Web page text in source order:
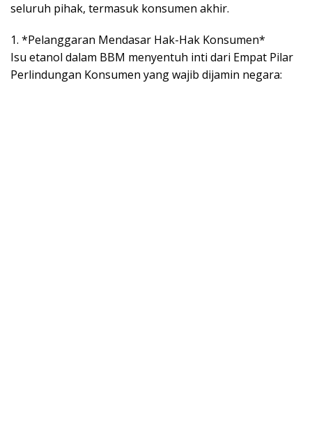
seluruh pihak, termasuk konsumen akhir.
1. *Pelanggaran Mendasar Hak-Hak Konsumen*
Isu etanol dalam BBM menyentuh inti dari Empat Pilar
Perlindungan Konsumen yang wajib dijamin negara: